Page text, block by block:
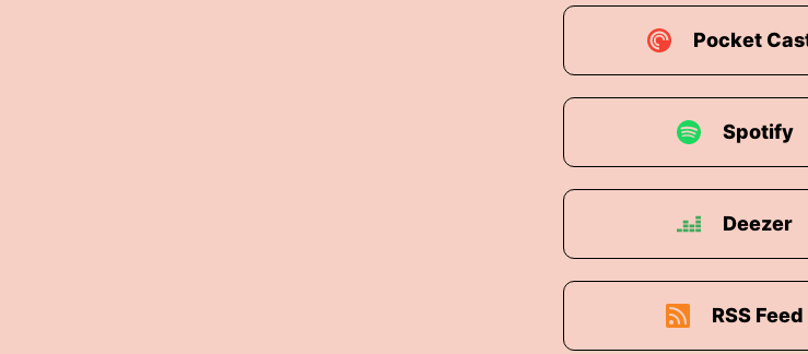
Pocket
Spotify
Deezer
RSS Feed